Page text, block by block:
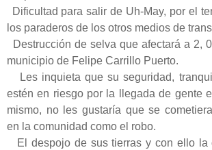
Dificultad para salir de Uh-May, por el
los paraderos de los otros medios de
Destrucción de selva que afectará a 2,
municipio de Felipe Carrillo Puerto.
Les inquieta que su seguridad,
estén en riesgo por la llegada de gente
mismo, no les gustaría que se
en la comunidad como el robo.
El despojo de sus tierras y con ello la